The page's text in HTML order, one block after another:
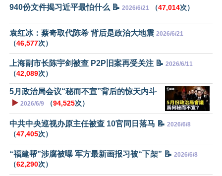
940份文件揭习近平最怕什么 📝 2026/6/21 （47,014次）
袁红冰：蔡奇取代陈希 背后是政治大地震 2026/6/21
（46,577次）
上海副市长陈宇剑被查 P2P旧案再受关注 📝 2026/6/11
（42,089次）
5月政治局会议“秘而不宣”背后的惊天内斗
▶️ 2026/6/9 （94,525次）
中共中央巡视办原主任被查 10官同日落马 📝 2026/6/8
（47,405次）
“福建帮”涉腐被曝 军方最新画报习被“下架” 📝 2026/6/8
（62,290次）